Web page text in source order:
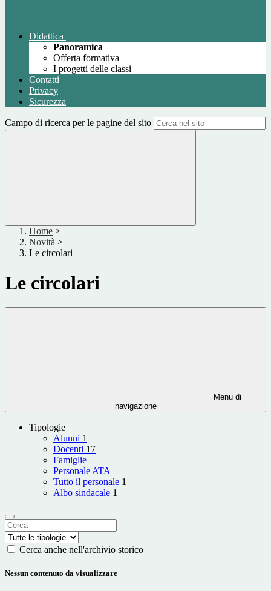
Didattica
Panoramica
Offerta formativa
I progetti delle classi
Contatti
Privacy
Sicurezza
Campo di ricerca per le pagine del sito
Home >
Novità >
Le circolari
Le circolari
Menu di
navigazione
Tipologie
Alunni 1
Docenti 17
Famiglie
Personale ATA
Tutto il personale 1
Albo sindacale 1
Cerca anche nell'archivio storico
Nessun contenuto da visualizzare